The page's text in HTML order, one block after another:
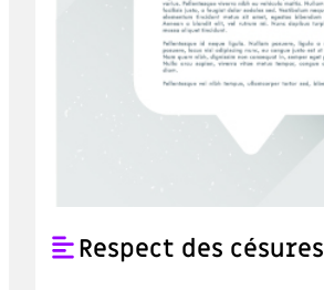
Respect des césures